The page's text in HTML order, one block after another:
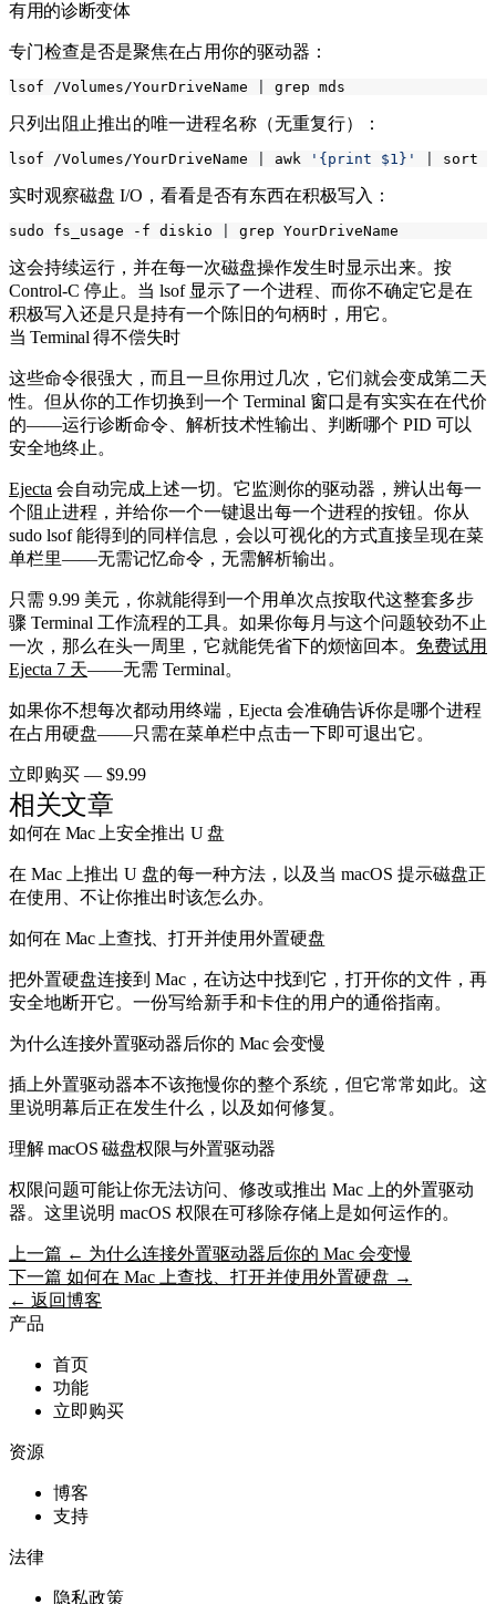
有用的诊断变体
专门检查是否是聚焦在占用你的驱动器：
lsof /Volumes/YourDriveName
只列出阻止推出的唯一进程名称（无重复行）：
lsof /Volumes/YourDriveName awk '{print $1}'
实时观察磁盘 I/O，看看是否有东西在积极写入：
sudo fs_usage -f diskio
这会持续运行，并在每一次磁盘操作发生时显示出来。按
Control-C 停止。当 lsof显示了一个进程、而你不确定它是在
积极写入还是只是持有一个陈旧的句柄时，用它。
当 Terminal 得不偿失时
这些命令很强大，而且一旦你用过几次，它们就会变成第二天
性。但从你的工作切换到一个 Terminal 窗口是有实实在在代价
的——运行诊断命令、解析技术性输出、判断哪个 PID 可以
安全地终止。
Ejecta 会自动完成上述一切。它监测你的驱动器，辨认出每一
个阻止进程，并给你一个一键退出每一个进程的按钮。你从
sudo lsof能得到的同样信息，会以可视化的方式直接呈现在菜
单栏里——无需记忆命令，无需解析输出。
只需 9.99 美元，你就能得到一个用单次点按取代这整套多步
骤 Terminal 工作流程的工具。如果你每月与这个问题较劲不止
一次，那么在头一周里，它就能凭省下的烦恼回本。 免费试用
Ejecta 7 天——无需 Terminal。
如果你不想每次都动用终端，Ejecta 会准确告诉你是哪个进程
在占用硬盘——只需在菜单栏中点击一下即可退出它。
立即购买 — $9.99
相关文章
如何在 Mac 上安全推出 U 盘
在 Mac 上推出 U 盘的每一种方法，以及当 macOS 提示磁盘正
在使用、不让你推出时该怎么办。
如何在 Mac 上查找、打开并使用外置硬盘
把外置硬盘连接到 Mac，在访达中找到它，打开你的文件，再
安全地断开它。一份写给新手和卡住的用户的通俗指南。
为什么连接外置驱动器后你的 Mac 会变慢
插上外置驱动器本不该拖慢你的整个系统，但它常常如此。这
里说明幕后正在发生什么，以及如何修复。
理解 macOS 磁盘权限与外置驱动器
权限问题可能让你无法访问、修改或推出 Mac 上的外置驱动
器。这里说明 macOS 权限在可移除存储上是如何运作的。
上一篇 ← 为什么连接外置驱动器后你的 Mac 会变慢
下一篇 如何在 Mac 上查找、打开并使用外置硬盘 →
← 返回博客
产品
首页
功能
立即购买
资源
博客
支持
法律
隐私政策